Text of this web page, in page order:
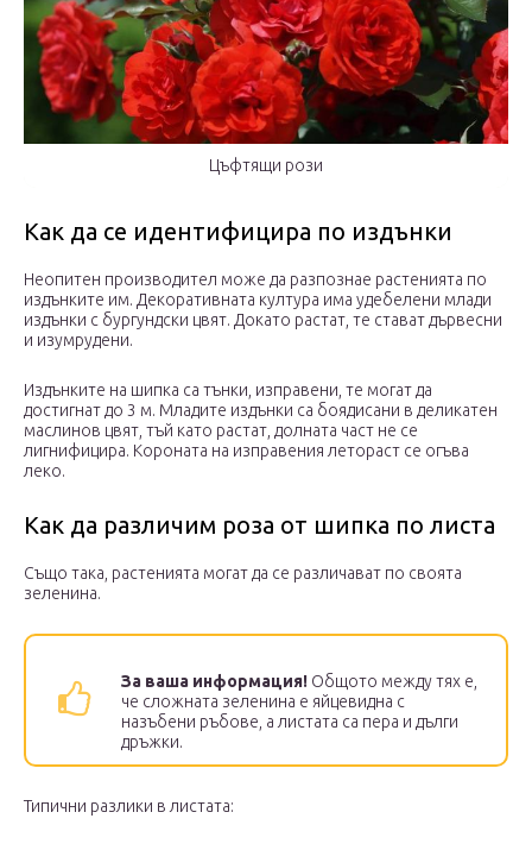
Цъфтящи рози
Как да се идентифицира по издънки
Неопитен производител може да разпознае растенията по
издънките им. Декоративната култура има удебелени млади
издънки с бургундски цвят. Докато растат, те стават дървесни
и изумрудени.
Издънките на шипка са тънки, изправени, те могат да
достигнат до 3 м. Младите издънки са боядисани в деликатен
маслинов цвят, тъй като растат, долната част не се
лигнифицира. Короната на изправения летораст се огъва
леко.
Как да различим роза от шипка по листа
Също така, растенията могат да се различават по своята
зеленина.
За ваша информация! Общото между тях е,
че сложната зеленина е яйцевидна с
назъбени ръбове, а листата са пера и дълги
дръжки.
Типични разлики в листата: